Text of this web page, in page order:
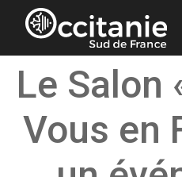
Panneau de gestion des
Le Salon
Vous en